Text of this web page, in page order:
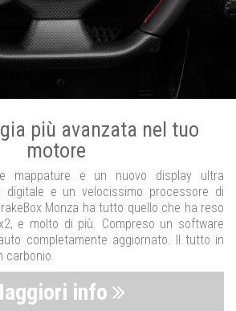
più avanzata nel tuo
motore
mappature e un nuovo display ultra
digitale e un velocissimo processore di
Monza ha tutto quello che ha reso
e molto di più. Compreso un software
completamente aggiornato. Il tutto in
carbonio.
info